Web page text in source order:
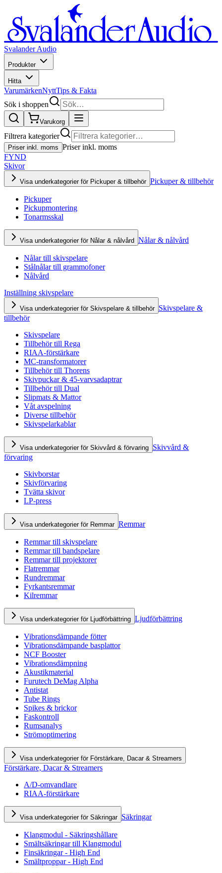
Svalander Audio
Produkter
Hitta
VarumärkenNyttTips & Fakta
Sök i shoppen
Varukorg
Filtrera kategorier
Priser inkl. moms Priser inkl. moms
FYND
Skivor
Visa underkategorier för Pickuper & tillbehör Pickuper & tillbehör
Pickuper
Pickupmontering
Tonarmsskal
Visa underkategorier för Nålar & nålvård Nålar & nålvård
Nålar till skivspelare
Stålnålar till grammofoner
Nålvård
Inställning skivspelare
Visa underkategorier för Skivspelare & tillbehör Skivspelare &
tillbehör
Skivspelare
Tillbehör till Rega
RIAA-förstärkare
MC-transformatorer
Tillbehör till Thorens
Skivpuckar & 45-varvsadaptrar
Tillbehör till Dual
Slipmats & Mattor
Våt avspelning
Diverse tillbehör
Skivspelarkablar
Visa underkategorier för Skivvård & förvaring Skivvård &
förvaring
Skivborstar
Skivförvaring
Tvätta skivor
LP-press
Visa underkategorier för Remmar Remmar
Remmar till skivspelare
Remmar till bandspelare
Remmar till projektorer
Flatremmar
Rundremmar
Fyrkantsremmar
Kilremmar
Visa underkategorier för Ljudförbättring Ljudförbättring
Vibrationsdämpande fötter
Vibrationsdämpande basplattor
NCF Booster
Vibrationsdämpning
Akustikmaterial
Furutech DeMag Alpha
Antistat
Tube Rings
Spikes & brickor
Faskontroll
Rumsanalys
Strömoptimering
Visa underkategorier för Förstärkare, Dacar & Streamers
Förstärkare, Dacar & Streamers
A/D-omvandlare
RIAA-förstärkare
Visa underkategorier för Säkringar Säkringar
Klangmodul - Säkringshållare
Smältsäkringar till Klangmodul
Finsäkringar - High End
Smältproppar - High End